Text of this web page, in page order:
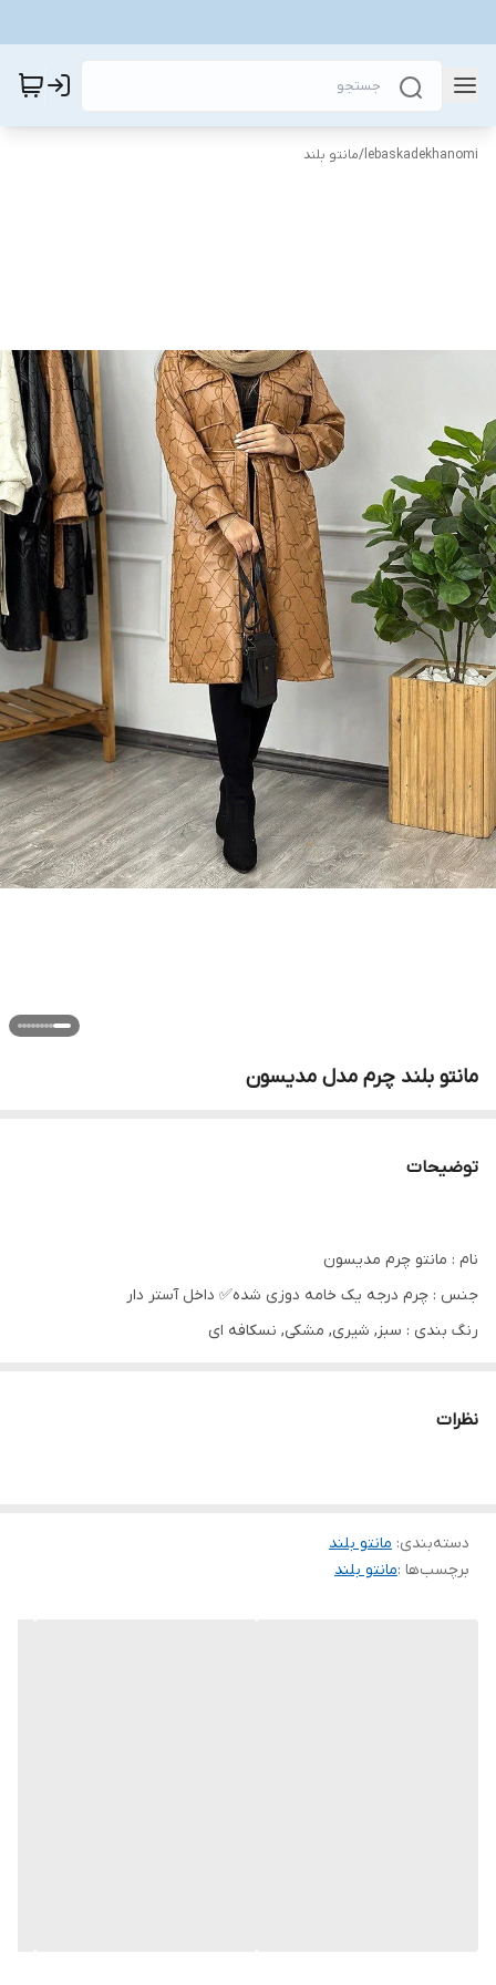
lebaskadekhanomi
/مانتو بلند
مانتو بلند چرم مدل مدیسون
توضیحات
نام : مانتو چرم مدیسون
جنس : چرم درجه یک خامه دوزی شده✅️ داخل آستر دار
رنگ بندی : سبز, شیری, مشکی, نسکافه ای
نظرات
دسته‌بندی: مانتو بلند
برچسب‌ها :مانتو بلند